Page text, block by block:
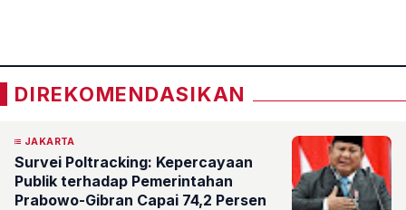
DIREKOMENDASIKAN
JAKARTA
Survei Poltracking: Kepercayaan
Publik terhadap Pemerintahan
Prabowo-Gibran Capai 74,2 Persen